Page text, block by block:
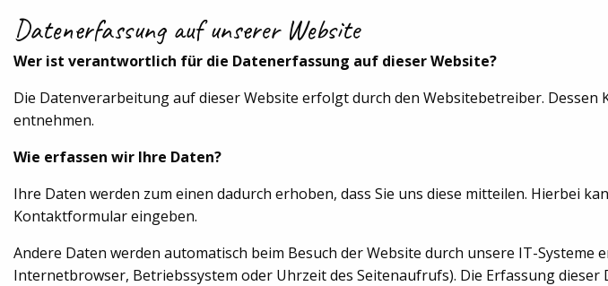
Datenerfassung auf unserer Website
Wer ist verantwortlich für die Datenerfassung auf dieser Website?
Die Datenverarbeitung auf dieser Website erfolgt durch den Websitebetreiber. Dessen
entnehmen.
Wie erfassen wir Ihre Daten?
Ihre Daten werden zum einen dadurch erhoben, dass Sie uns diese mitteilen. Hierbei
Kontaktformular eingeben.
Andere Daten werden automatisch beim Besuch der Website durch unsere IT-Systeme
Internetbrowser, Betriebssystem oder Uhrzeit des Seitenaufrufs). Die Erfassung